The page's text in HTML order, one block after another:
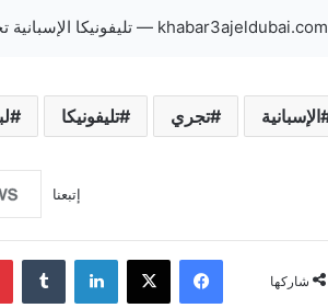
khabar3ajeldubai.com — تليفونيكا الإسبانية تجري محادثات لبيع وحدتها في المكسيك
الإسبانية تجري تليفونيكا
إتبعنا
شاركها
فيسبوك ‫X لينكدإن ‏Tumblr